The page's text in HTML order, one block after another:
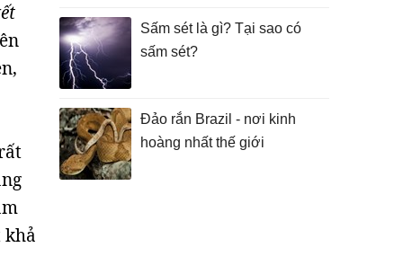
khả
Sấm sét là gì? Tại sao có
sấm sét?
Đảo rắn Brazil - nơi kinh
hoàng nhất thế giới